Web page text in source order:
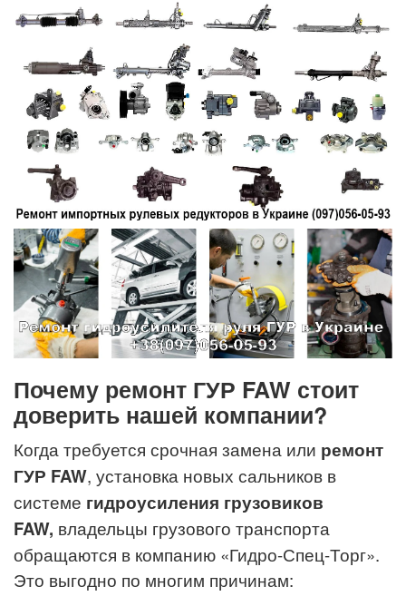
Почему ремонт ГУР FAW стоит
доверить нашей компании?
Когда требуется срочная замена или ремонт
ГУР FAW, установка новых сальников в
системе гидроусиления грузовиков
FAW, владельцы грузового транспорта
обращаются в компанию «Гидро-Спец-Торг».
Это выгодно по многим причинам: